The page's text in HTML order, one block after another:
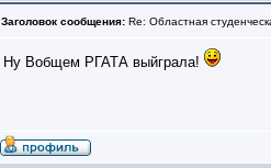
Заголовок сообщения: Re: Областная
Ну Вобщем РГАТА выйграла!